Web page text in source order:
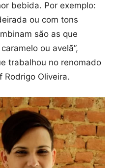
bebida. Por exemplo:
ou com tons
são as que
ou avelã”,
trabalhou no renomado
Rodrigo Oliveira.